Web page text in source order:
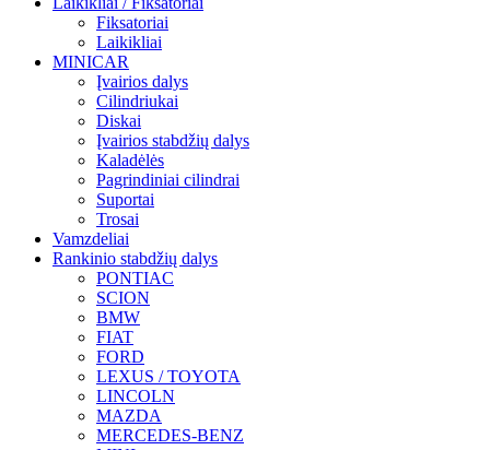
Fiksatoriai
Laikikliai
MINICAR
Įvairios dalys
Cilindriukai
Diskai
Įvairios stabdžių dalys
Kaladėlės
Pagrindiniai cilindrai
Suportai
Trosai
Vamzdeliai
Rankinio stabdžių dalys
PONTIAC
SCION
BMW
FIAT
FORD
LEXUS / TOYOTA
LINCOLN
MAZDA
MERCEDES-BENZ